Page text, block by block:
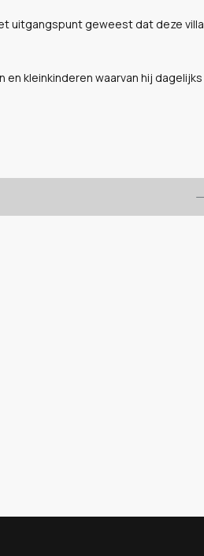
uitgangspunt geweest dat deze villa
kleinkinderen waarvan hij dagelijks